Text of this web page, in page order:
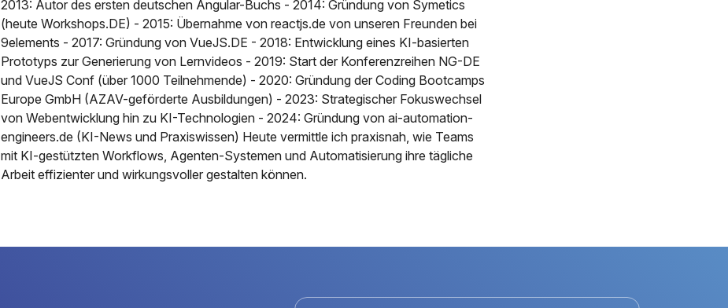
2013: Autor des ersten deutschen Angular-Buchs - 2014: Gründung von Symetics
(heute Workshops.DE) - 2015: Übernahme von reactjs.de von unseren Freunden bei
9elements - 2017: Gründung von VueJS.DE - 2018: Entwicklung eines KI-basierten
Prototyps zur Generierung von Lernvideos - 2019: Start der Konferenzreihen NG-DE
und VueJS Conf (über 1000 Teilnehmende) - 2020: Gründung der Coding Bootcamps
Europe GmbH (AZAV-geförderte Ausbildungen) - 2023: Strategischer Fokuswechsel
von Webentwicklung hin zu KI-Technologien - 2024: Gründung von ai-automation-
engineers.de (KI-News und Praxiswissen) Heute vermittle ich praxisnah, wie Teams
mit KI-gestützten Workflows, Agenten-Systemen und Automatisierung ihre tägliche
Arbeit effizienter und wirkungsvoller gestalten können.